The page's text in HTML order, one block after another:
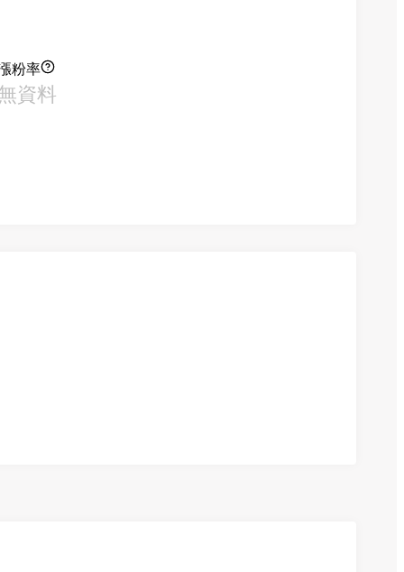
粉率
資料